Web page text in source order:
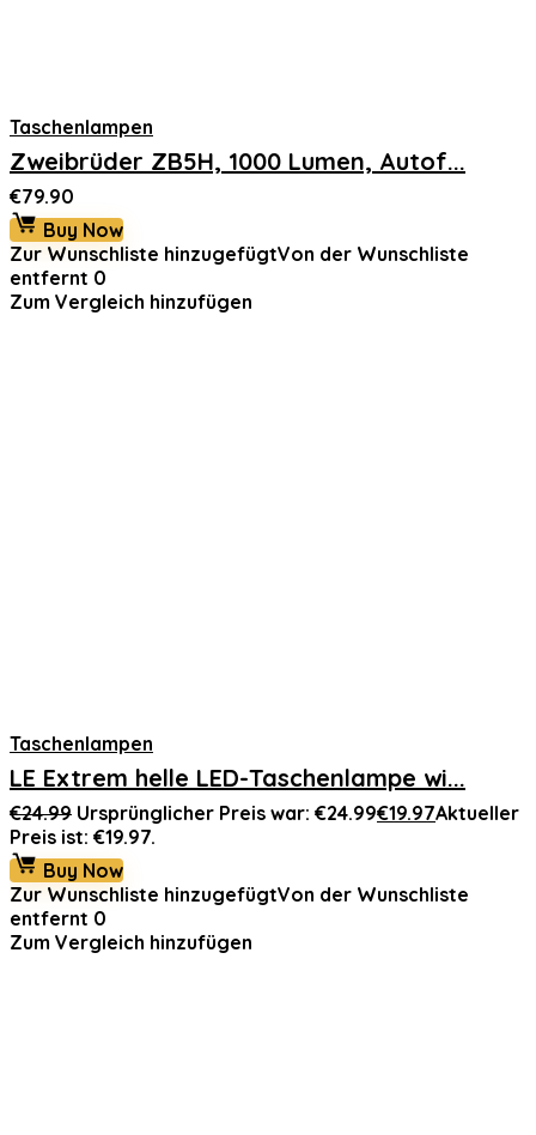
Taschenlampen
Zweibrüder ZB5H, 1000 Lumen, Autof...
€79.90
Buy Now
Zur Wunschliste hinzugefügtVon der Wunschliste
entfernt 0
Zum Vergleich hinzufügen
Taschenlampen
LE Extrem helle LED-Taschenlampe wi...
€24.99 Ursprünglicher Preis war: €24.99€19.97Aktueller
Preis ist: €19.97.
Buy Now
Zur Wunschliste hinzugefügtVon der Wunschliste
entfernt 0
Zum Vergleich hinzufügen